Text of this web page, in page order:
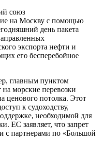
союз
на Москву с помощью
день пакета
экспорта нефти и
его бесперебойное
главным пунктом
на морские перевозки
ценового потолка. Этот
к судоходству,
необходимой для
ЕС заявляет, что запрет
с партнерами по «Большой